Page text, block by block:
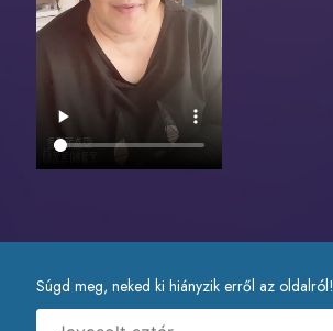
Súgd meg, neked ki hiányzik erről az oldalról!